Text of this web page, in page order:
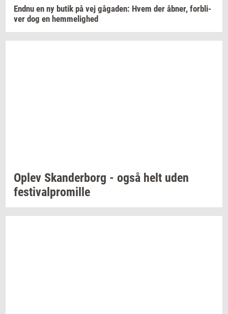
Endnu en ny butik på vej gå­ga­den: Hvem der åbner, for­bli­
ver dog en hem­me­lig­hed
Oplev Skan­der­borg - også helt uden
festi­val­pro­mil­le